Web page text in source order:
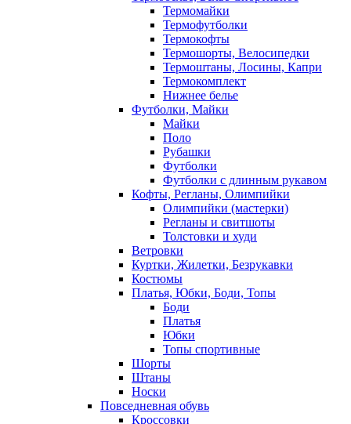
Термомайки
Термофутболки
Термокофты
Термошорты, Велосипедки
Термоштаны, Лосины, Капри
Термокомплект
Нижнее белье
Футболки, Майки
Майки
Поло
Рубашки
Футболки
Футболки с длинным рукавом
Кофты, Регланы, Олимпийки
Олимпийки (мастерки)
Регланы и свитшоты
Толстовки и худи
Ветровки
Куртки, Жилетки, Безрукавки
Костюмы
Платья, Юбки, Боди, Топы
Боди
Платья
Юбки
Топы спортивные
Шорты
Штаны
Носки
Повседневная обувь
Кроссовки